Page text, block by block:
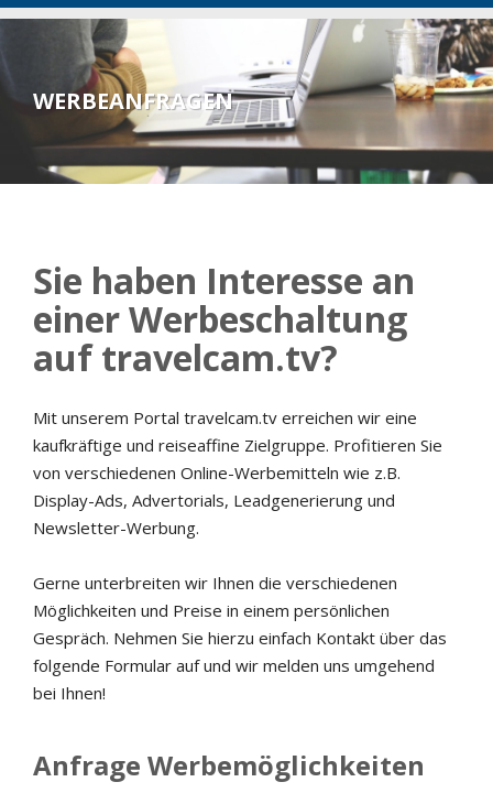
WERBEANFRAGEN
Sie haben Interesse an
einer Werbeschaltung
auf travelcam.tv?
Mit unserem Portal travelcam.tv erreichen wir eine
kaufkräftige und reiseaffine Zielgruppe. Profitieren Sie
von verschiedenen Online-Werbemitteln wie z.B.
Display-Ads, Advertorials, Leadgenerierung und
Newsletter-Werbung.
Gerne unterbreiten wir Ihnen die verschiedenen
Möglichkeiten und Preise in einem persönlichen
Gespräch. Nehmen Sie hierzu einfach Kontakt über das
folgende Formular auf und wir melden uns umgehend
bei Ihnen!
Anfrage Werbemöglichkeiten